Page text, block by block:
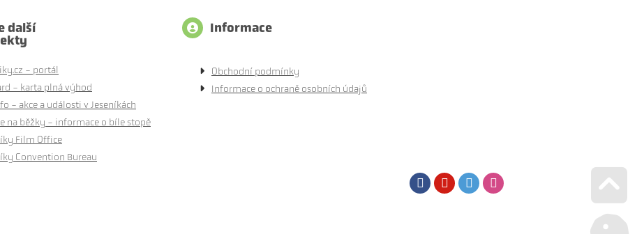
další
- portál
- karta plná výhod
- akce a události v Jeseníkách
na běžky - informace o bíle stopě
Film Office
Convention Bureau
Informace
Obchodní podmínky
Informace o ochraně osobních údajů
FacebookYoutubeTwitter
Go